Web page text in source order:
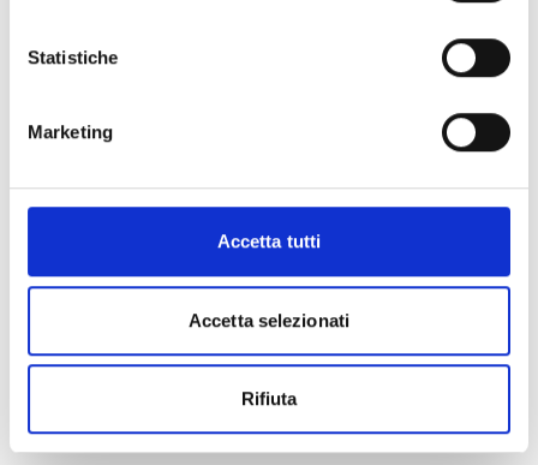
Statistiche
Marketing
Accetta tutti
Accetta selezionati
Rifiuta